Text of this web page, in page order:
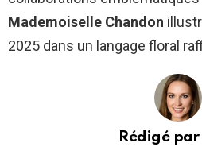
Mademoiselle Chandon
2025 dans un langage floral
Rédigé